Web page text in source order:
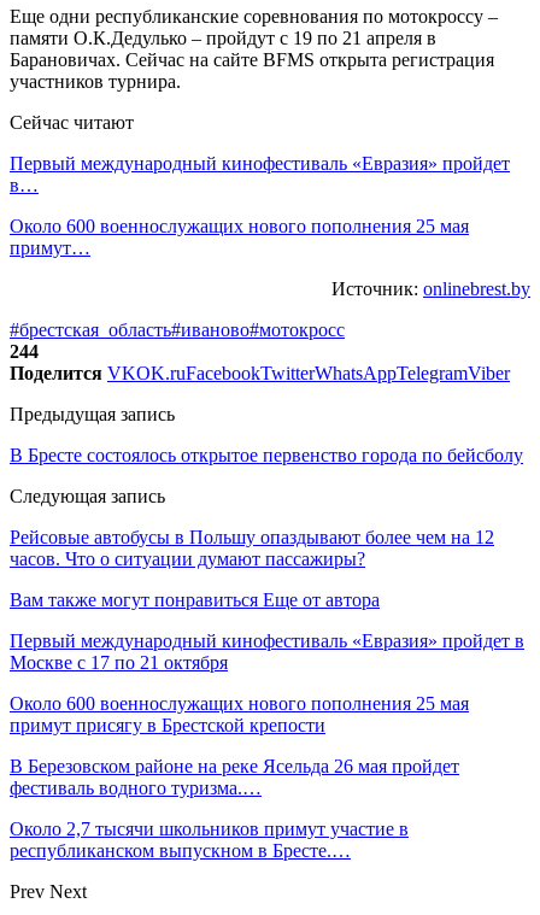
Еще одни республиканские соревнования по мотокроссу –
памяти О.К.Дедулько – пройдут с 19 по 21 апреля в
Барановичах. Сейчас на сайте BFMS открыта регистрация
участников турнира.
Сейчас читают
Первый международный кинофестиваль «Евразия» пройдет
в…
Около 600 военнослужащих нового пополнения 25 мая
примут…
Источник: onlinebrest.by
#брестская_область#иваново#мотокросс
244
Поделится VKOK.ruFacebookTwitterWhatsAppTelegramViber
Предыдущая запись
В Бресте состоялось открытое первенство города по бейсболу
Следующая запись
Рейсовые автобусы в Польшу опаздывают более чем на 12
часов. Что о ситуации думают пассажиры?
Вам также могут понравиться Еще от автора
Первый международный кинофестиваль «Евразия» пройдет в
Москве с 17 по 21 октября
Около 600 военнослужащих нового пополнения 25 мая
примут присягу в Брестской крепости
В Березовском районе на реке Ясельда 26 мая пройдет
фестиваль водного туризма.…
Около 2,7 тысячи школьников примут участие в
республиканском выпускном в Бресте.…
Prev Next